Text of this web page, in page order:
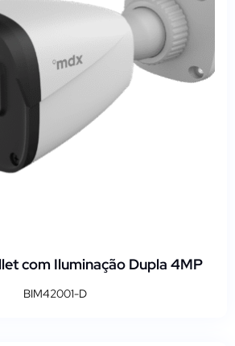
com Iluminação Dupla 4MP
BIM42001-D